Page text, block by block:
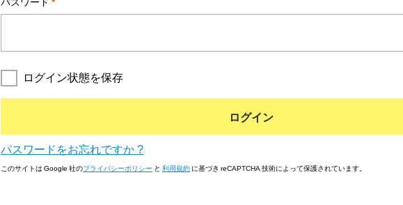
ログイン状態を保存
ログイン
パスワードをお忘れですか ?
このサイトは Google 社のプライバシーポリシー と 利用規約に基づき reCAPTCHA 技術によって保護されています。